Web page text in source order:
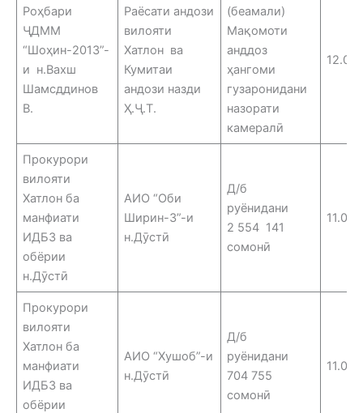
Роҳбари
ҶДММ
“Шоҳин-2013”-
и н.Вахш
Шамсддинов
В.
Раёсати андози
вилояти
Хатлон ва
Кумитаи
андози назди
Ҳ.Ҷ.Т.
(беамали)
Мақомоти
анддоз
ҳангоми
гузаронидани
назорати
камералӣ
Прокурори
вилояти
Хатлон ба
манфиати
ИДБЗ ва
обёрии
н.Дӯстӣ
АИО “Оби
Ширин-3”-и
н.Дӯстӣ
Д/б
руёнидани
2 554 141
сомонӣ
Прокурори
вилояти
Хатлон ба
манфиати
ИДБЗ ва
обёрии
АИО “Хушоб”-и
н.Дӯстӣ
Д/б
руёнидани
704 755
сомонӣ